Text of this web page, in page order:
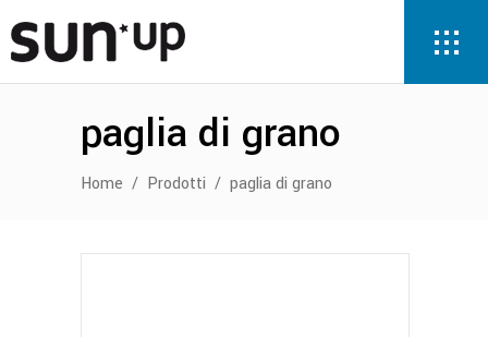
paglia di grano
Home / Prodotti / paglia di grano